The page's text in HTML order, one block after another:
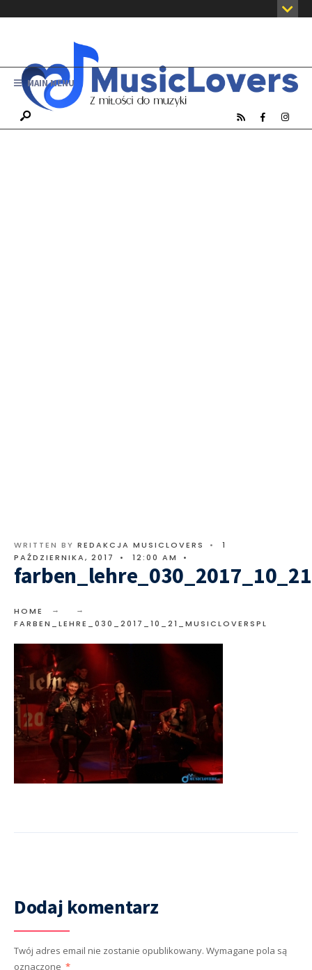
MAIN MENU
WRITTEN BY REDAKCJA MUSICLOVERS •
1
PAŹDZIERNIKA, 2017
• 12:00 AM •
HOME
FARBEN_LEHRE_030_2017_10_21_MUSICLOVERSPL
Dodaj komentarz
Twój adres email nie zostanie opublikowany. Wymagane pola są
oznaczone *